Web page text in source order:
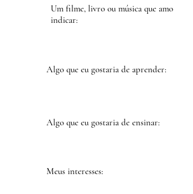
Um filme, livro ou música que amo
indicar:
Algo que eu gostaria de aprender:
Algo que eu gostaria de ensinar:
Meus interesses: